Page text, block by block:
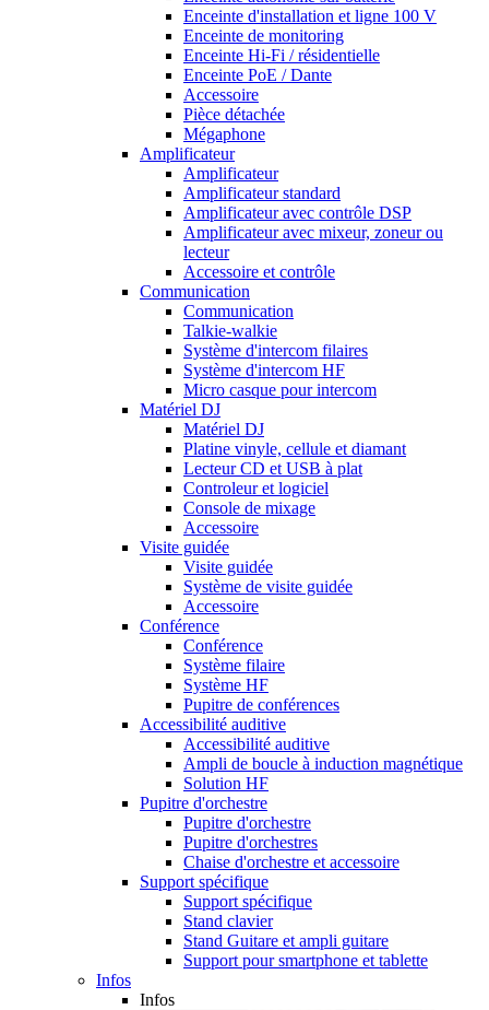
Enceinte d'installation et ligne 100 V
Enceinte de monitoring
Enceinte Hi-Fi / résidentielle
Enceinte PoE / Dante
Accessoire
Pièce détachée
Mégaphone
Amplificateur
Amplificateur
Amplificateur standard
Amplificateur avec contrôle DSP
Amplificateur avec mixeur, zoneur ou
lecteur
Accessoire et contrôle
Communication
Communication
Talkie-walkie
Système d'intercom filaires
Système d'intercom HF
Micro casque pour intercom
Matériel DJ
Matériel DJ
Platine vinyle, cellule et diamant
Lecteur CD et USB à plat
Controleur et logiciel
Console de mixage
Accessoire
Visite guidée
Visite guidée
Système de visite guidée
Accessoire
Conférence
Conférence
Système filaire
Système HF
Pupitre de conférences
Accessibilité auditive
Accessibilité auditive
Ampli de boucle à induction magnétique
Solution HF
Pupitre d'orchestre
Pupitre d'orchestre
Pupitre d'orchestres
Chaise d'orchestre et accessoire
Support spécifique
Support spécifique
Stand clavier
Stand Guitare et ampli guitare
Support pour smartphone et tablette
Infos
Infos